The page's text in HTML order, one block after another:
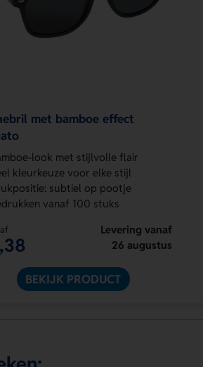
met bamboe effect
look met stijlvolle flair
kleurkeuze voor elke stijl
subtiel op pootje
vanaf 100 stuks
Levering vanaf
26 augustus
BEKIJK PRODUCT